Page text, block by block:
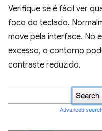
Verifique se é fácil ver
foco do teclado.
move pela interface. No
excesso, o contorno
contraste reduzido.